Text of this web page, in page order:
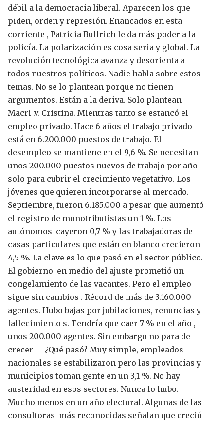
débil a la democracia liberal. Aparecen los que
piden, orden y represión. Enancados en esta
corriente , Patricia Bullrich le da más poder a la
policía. La polarización es cosa seria y global. La
revolución tecnológica avanza y desorienta a
todos nuestros políticos. Nadie habla sobre estos
temas. No se lo plantean porque no tienen
argumentos. Están a la deriva. Solo plantean
Macri .v. Cristina. Mientras tanto se estancó el
empleo privado. Hace 6 años el trabajo privado
está en 6.200.000 puestos de trabajo. El
desempleo se mantiene en el 9,6 %. Se necesitan
unos 200.000 puestos nuevos de trabajo por año
solo para cubrir el crecimiento vegetativo. Los
jóvenes que quieren incorporarse al mercado.
Septiembre, fueron 6.185.000 a pesar que aumentó
el registro de monotributistas un 1 %. Los
autónomos cayeron 0,7 % y las trabajadoras de
casas particulares que están en blanco crecieron
4,5 %. La clave es lo que pasó en el sector público.
El gobierno en medio del ajuste prometió un
congelamiento de las vacantes. Pero el empleo
sigue sin cambios . Récord de más de 3.160.000
agentes. Hubo bajas por jubilaciones, renuncias y
fallecimiento s. Tendría que caer 7 % en el año ,
unos 200.000 agentes. Sin embargo no para de
crecer – ¿Qué pasó? Muy simple, empleados
nacionales se estabilizaron pero las provincias y
municipios toman gente en un 3,1 %. No hay
austeridad en esos sectores. Nunca lo hubo.
Mucho menos en un año electoral. Algunas de las
consultoras más reconocidas señalan que creció